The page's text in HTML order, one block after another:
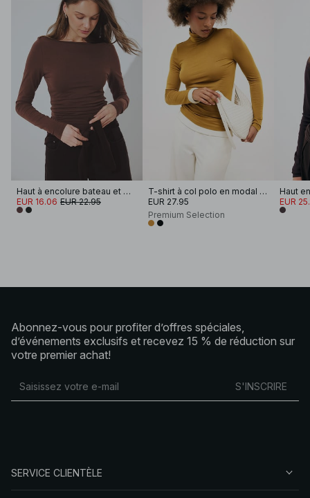
Haut à encolure bateau et manches longues
EUR 16.06 EUR 22.95
T-shirt à col polo en modal à manches longues
EUR 27.95
Premium Selection
EUR
Abonnez-vous pour profiter d’offres spéciales,
d’événements exclusifs et recevez 15 % de réduction sur
votre premier achat!
S'INSCRIRE
SERVICE CLIENTÈLE